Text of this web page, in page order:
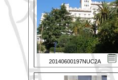
20140600197NUC2A